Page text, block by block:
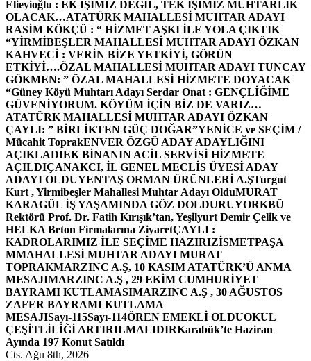
Elieyioğlu : EK İŞİMİZ DEĞİL, TEK İŞİMİZ MUHTARLIK
OLACAK…ATATÜRK MAHALLESİ MUHTAR ADAYI
RASİM KÖKÇÜ : “ HİZMET AŞKI İLE YOLA ÇIKTIK
“YİRMİBEŞLER MAHALLESİ MUHTAR ADAYI ÖZKAN
KAHVECİ : VERİN BİZE YETKİYİ, GÖRÜN
ETKİYİ….ÖZAL MAHALLESİ MUHTAR ADAYI TUNCAY
GÖKMEN: ” ÖZAL MAHALLESİ HİZMETE DOYACAK
“Güney Köyü Muhtarı Adayı Serdar Onat : GENÇLİĞİME
GÜVENİYORUM. KÖYÜM İÇİN BİZ DE VARIZ…
ATATÜRK MAHALLESİ MUHTAR ADAYI ÖZKAN
ÇAYLI: ” BİRLİKTEN GÜÇ DOĞAR”YENİCE ve SEÇİM /
Mücahit ToprakENVER ÖZGÜ ADAY ADAYLIĞINI
AÇIKLADIEK BİNANIN ACİL SERVİSİ HİZMETE
AÇILDIÇANAKCI, İL GENEL MECLİS ÜYESİ ADAY
ADAYI OLDUYENTAŞ ORMAN ÜRÜNLERİ A.ŞTurgut
Kurt , Yirmibeşler Mahallesi Muhtar Adayı OlduMURAT
KARAGÜL İŞ YAŞAMINDA GÖZ DOLDURUYORKBÜ
Rektörü Prof. Dr. Fatih Kırışık’tan, Yeşilyurt Demir Çelik ve
HELKA Beton Firmalarına ZiyaretÇAYLI :
KADROLARIMIZ İLE SEÇİME HAZIRIZİSMETPAŞA
MMAHALLESİ MUHTAR ADAYI MURAT
TOPRAKMARZINC A.Ş, 10 KASIM ATATÜRK’Ü ANMA
MESAJIMARZINC A.Ş , 29 EKİM CUMHURİYET
BAYRAMI KUTLAMASIMARZINC A.Ş , 30 AĞUSTOS
ZAFER BAYRAMI KUTLAMA
MESAJISayı-115Sayı-114ÖREN EMEKLİ OLDUOKUL
ÇEŞİTLİLİĞİ ARTIRILMALIDIRKarabük’te Haziran
Ayında 197 Konut Satıldı
Cts. Ağu 8th, 2026